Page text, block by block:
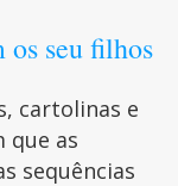
os seu filhos
cartolinas e
que as
sequências